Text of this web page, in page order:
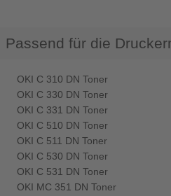
Passend für die
OKI C 310 DN Toner
OKI C 330 DN Toner
OKI C 331 DN Toner
OKI C 510 DN Toner
OKI C 511 DN Toner
OKI C 530 DN Toner
OKI C 531 DN Toner
OKI MC 351 DN Toner